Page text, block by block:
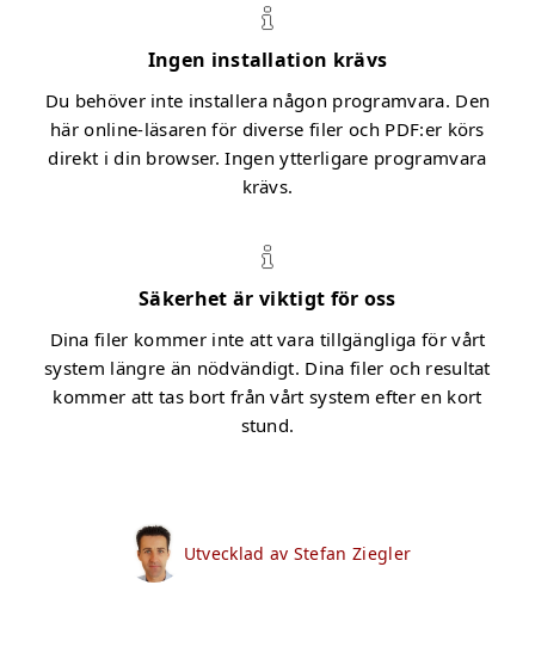
Ingen installation krävs
Du behöver inte installera någon programvara. Den
här online-läsaren för diverse filer och PDF:er körs
direkt i din browser. Ingen ytterligare programvara
krävs.
Säkerhet är viktigt för oss
Dina filer kommer inte att vara tillgängliga för vårt
system längre än nödvändigt. Dina filer och resultat
kommer att tas bort från vårt system efter en kort
stund.
Utvecklad av Stefan Ziegler